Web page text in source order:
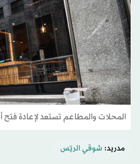
المحلات والمطاعم تستعد لإعادة فتح
مدريد: شوقي الريّس